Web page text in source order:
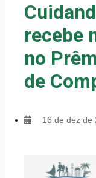
recebe
no
de
16 de dez de